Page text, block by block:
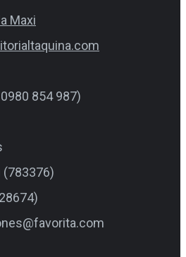
Maxi
854 987)
(783376)